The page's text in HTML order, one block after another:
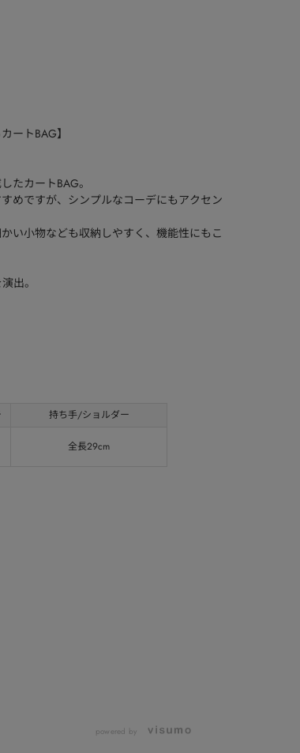
ートBAG】
たカートBAG。
めですが、シンプルなコーデにもアクセン
い小物なども収納しやすく、機能性にもこ
出。
持ち手/ショルダー
全長29cm
powered by